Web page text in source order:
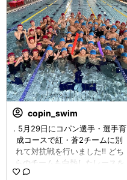
copin_swim
. 5月29日にコパン選手・選手育
成コースで紅・蒼2チームに別
れて対抗戦を行いました‼️ どち
らのチームも白熱したレースを
繰り広げてくれました👏 結果は